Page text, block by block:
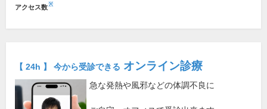
アクセス数※
【 24h 】 今から受診できる オンライン診療
急な発熱や風邪などの体調不良に